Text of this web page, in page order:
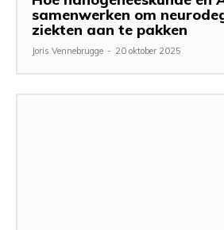
samenwerken om
ziekten aan te pakken
Joris Vennebrugge - 20 oktober 2025